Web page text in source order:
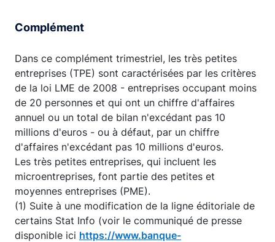
Complément
Dans ce complément trimestriel, les très petites
entreprises (TPE) sont caractérisées par les critères
de la loi LME de 2008 - entreprises occupant moins
de 20 personnes et qui ont un chiffre d'affaires
annuel ou un total de bilan n'excédant pas 10
millions d'euros - ou à défaut, par un chiffre
d'affaires n'excédant pas 10 millions d'euros.
Les très petites entreprises, qui incluent les
microentreprises, font partie des petites et
moyennes entreprises (PME).
(1) Suite à une modification de la ligne éditoriale de
certains Stat Info (voir le communiqué de presse
disponible ici https://www.banque-